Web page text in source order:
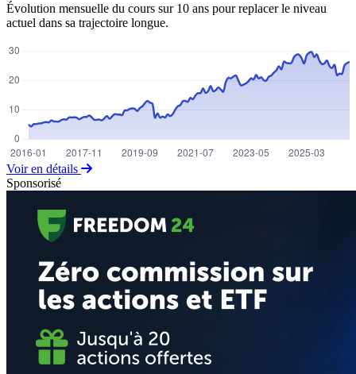
Évolution mensuelle du cours sur 10 ans pour replacer le niveau
actuel dans sa trajectoire longue.
Voir en détails
Sponsorisé